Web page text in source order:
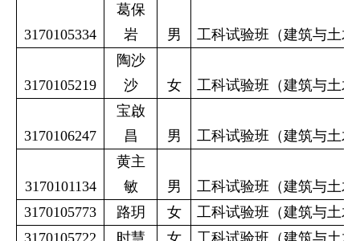
3170105334
葛保
岩
男 工科试验班（建筑与土木
3170105219
陶沙
沙
女 工科试验班（建筑与土木
3170106247
宝啟
昌
男 工科试验班（建筑与土木
3170101134
黄主
敏
男
工科试验班（建筑与土木
3170105773
路玥 女
工科试验班（建筑与土木